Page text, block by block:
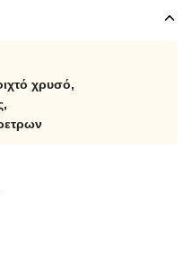
χρυσό,
,